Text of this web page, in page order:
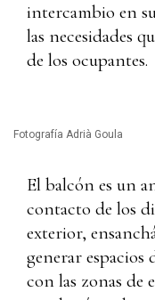
intercambio en
las necesidades
de los ocupantes.
Fotografía Adrià Goula
El balcón es un
contacto de los
exterior,
generar
con las zonas de